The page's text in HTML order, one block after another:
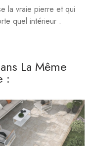
la vraie pierre et qui
quel intérieur .
La Même
: